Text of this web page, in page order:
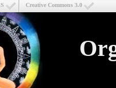
Creative Commons 3.0